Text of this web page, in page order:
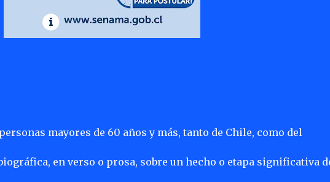
mayores de 60 años y más, tanto de Chile, como del
en verso o prosa, sobre un hecho o etapa significativa